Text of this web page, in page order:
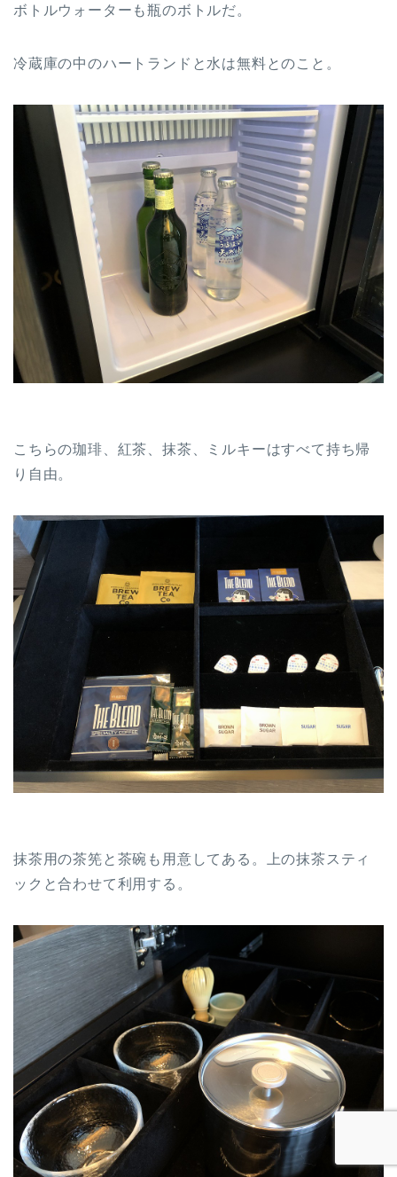
ボトルウォーターも瓶のボトルだ。
冷蔵庫の中のハートランドと水は無料とのこと。
こちらの珈琲、紅茶、抹茶、ミルキーはすべて持ち帰
り自由。
抹茶用の茶筅と茶碗も用意してある。上の抹茶スティ
ックと合わせて利用する。